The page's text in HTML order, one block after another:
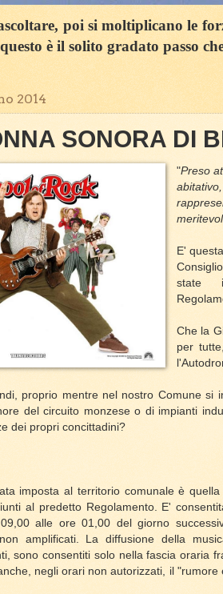
poi si moltiplicano le
è il solito gradato passo
2014
SONORA DI
"Preso
E'
state
Che la
per
proprio mentre nel nostro Comune si
del circuito monzese o di impianti
dei propri concittadini?
imposta al territorio comunale è quella
al predetto Regolamento. E'
alle ore 01,00 del giorno
amplificati. La diffusione della
sono consentiti solo nella fascia oraria
negli orari non autorizzati, il